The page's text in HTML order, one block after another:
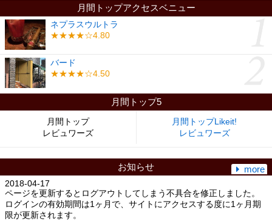
月間トップアクセスベニュー
ネプラスウルトラ
★★★★☆4.80
バード
★★★★☆4.50
月間トップ5
月間トップ
レビュワーズ
月間トップLikeit!
レビュワーズ
お知らせ
2018-04-17
ページを更新するとログアウトしてしまう不具合を修正しました。
ログインの有効期間は1ヶ月で、サイトにアクセスする度に1ヶ月期
限が更新されます。
more